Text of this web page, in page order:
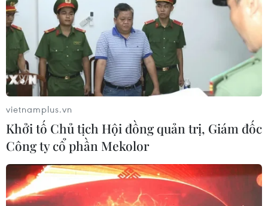
06/05/2018 03:57
Các hoạt động giao lưu giữa các học sinh, sinh viên,
giữa các thầy cô giáo giảng dạy, nghiên cứu Vật lý từ
nhiều quốc gia và vùng lãnh thổ ở châu Á-Thái Bình
Dương sẽ là những trải nghiệm đáng nhớ.
vietnamplus.vn
Khởi tố Chủ tịch Hội đồng quản trị, Giám đốc
Công ty cổ phần Mekolor